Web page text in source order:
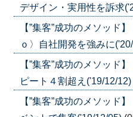
デザイン・実用性を訴求
【”集客”成功のメソッ
ｏ〉自社開発を強みに
【”集客”成功のメソッド
ピート４割超え('19/12/12)
【”集客”成功のメソッド